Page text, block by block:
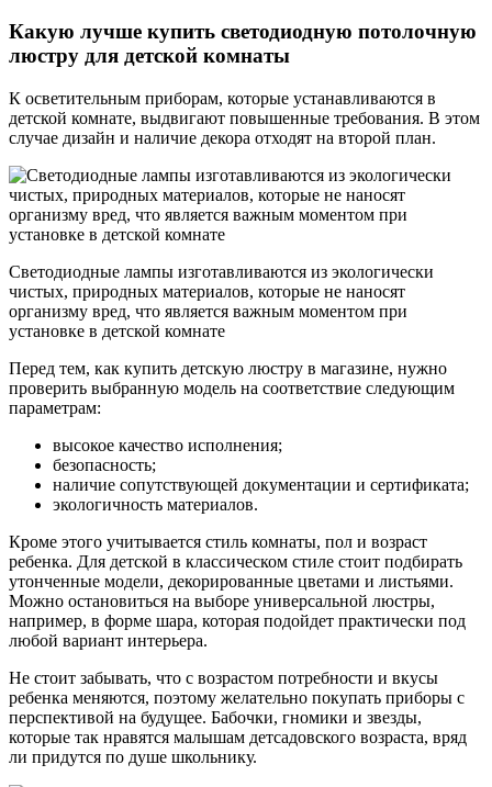
Какую лучше купить светодиодную потолочную
люстру для детской комнаты
К осветительным приборам, которые устанавливаются в
детской комнате, выдвигают повышенные требования. В этом
случае дизайн и наличие декора отходят на второй план.
Светодиодные лампы изготавливаются из экологически
чистых, природных материалов, которые не наносят
организму вред, что является важным моментом при
установке в детской комнате
Перед тем, как купить детскую люстру в магазине, нужно
проверить выбранную модель на соответствие следующим
параметрам:
высокое качество исполнения;
безопасность;
наличие сопутствующей документации и сертификата;
экологичность материалов.
Кроме этого учитывается стиль комнаты, пол и возраст
ребенка. Для детской в классическом стиле стоит подбирать
утонченные модели, декорированные цветами и листьями.
Можно остановиться на выборе универсальной люстры,
например, в форме шара, которая подойдет практически под
любой вариант интерьера.
Не стоит забывать, что с возрастом потребности и вкусы
ребенка меняются, поэтому желательно покупать приборы с
перспективой на будущее. Бабочки, гномики и звезды,
которые так нравятся малышам детсадовского возраста, вряд
ли придутся по душе школьнику.